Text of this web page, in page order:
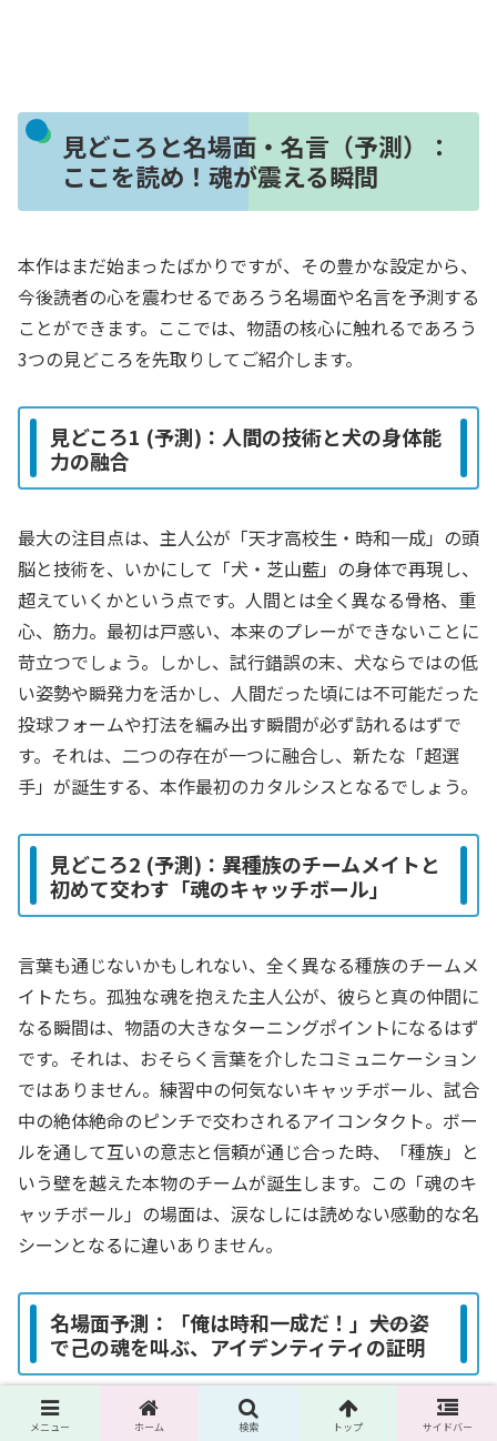
見どころと名場面・名言（予測）：
ここを読め！魂が震える瞬間
本作はまだ始まったばかりですが、その豊かな設定から、
今後読者の心を震わせるであろう名場面や名言を予測する
ことができます。ここでは、物語の核心に触れるであろう
3つの見どころを先取りしてご紹介します。
見どころ1 (予測)：人間の技術と犬の身体能
力の融合
最大の注目点は、主人公が「天才高校生・時和一成」の頭
脳と技術を、いかにして「犬・芝山藍」の身体で再現し、
超えていくかという点です。人間とは全く異なる骨格、重
心、筋力。最初は戸惑い、本来のプレーができないことに
苛立つでしょう。しかし、試行錯誤の末、犬ならではの低
い姿勢や瞬発力を活かし、人間だった頃には不可能だった
投球フォームや打法を編み出す瞬間が必ず訪れるはずで
す。それは、二つの存在が一つに融合し、新たな「超選
手」が誕生する、本作最初のカタルシスとなるでしょう。
見どころ2 (予測)：異種族のチームメイトと
初めて交わす「魂のキャッチボール」
言葉も通じないかもしれない、全く異なる種族のチームメ
イトたち。孤独な魂を抱えた主人公が、彼らと真の仲間に
なる瞬間は、物語の大きなターニングポイントになるはず
です。それは、おそらく言葉を介したコミュニケーション
ではありません。練習中の何気ないキャッチボール、試合
中の絶体絶命のピンチで交わされるアイコンタクト。ボー
ルを通して互いの意志と信頼が通じ合った時、「種族」と
いう壁を越えた本物のチームが誕生します。この「魂のキ
ャッチボール」の場面は、涙なしには読めない感動的な名
シーンとなるに違いありません。
名場面予測：「俺は時和一成だ！」――犬の姿
で己の魂を叫ぶ、アイデンティティの証明
物語がクライマックスに近づく頃、主人公は自身のアイデ
メニュー ホーム 検索 トップ サイドバー